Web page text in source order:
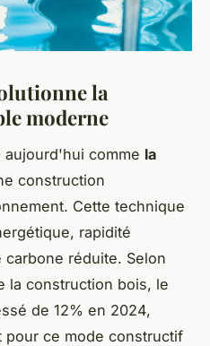
la
moderne
comme la
construction
Cette technique
rapidité
réduite. Selon
la construction bois, le
de 12% en 2024,
ce mode constructif